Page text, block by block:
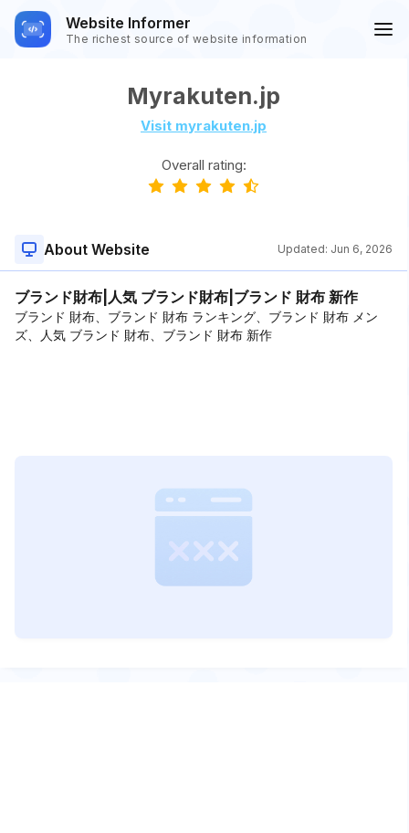
Website Informer
The richest source of website information
Myrakuten.jp
Visit myrakuten.jp
Overall rating:
About Website Updated: Jun 6, 2026
ブランド財布|人気 ブランド財布|ブランド 財布 新作
ブランド 財布、ブランド 財布 ランキング、ブランド 財布 メン
ズ、人気 ブランド 財布、ブランド 財布 新作